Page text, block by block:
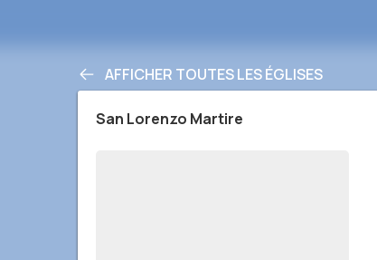
AFFICHER TOUTES LES ÉGLISES
San Lorenzo Martire